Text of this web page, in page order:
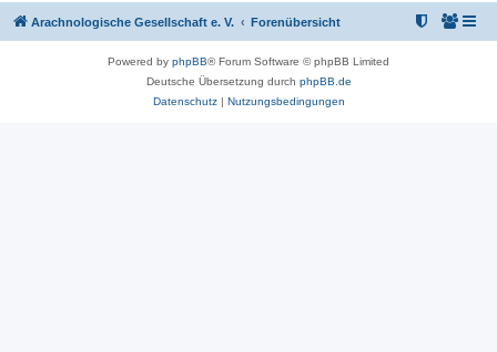
Arachnologische Gesellschaft e. V. Forenübersicht
Powered by phpBB® Forum Software © phpBB Limited
Deutsche Übersetzung durch phpBB.de
Datenschutz| Nutzungsbedingungen